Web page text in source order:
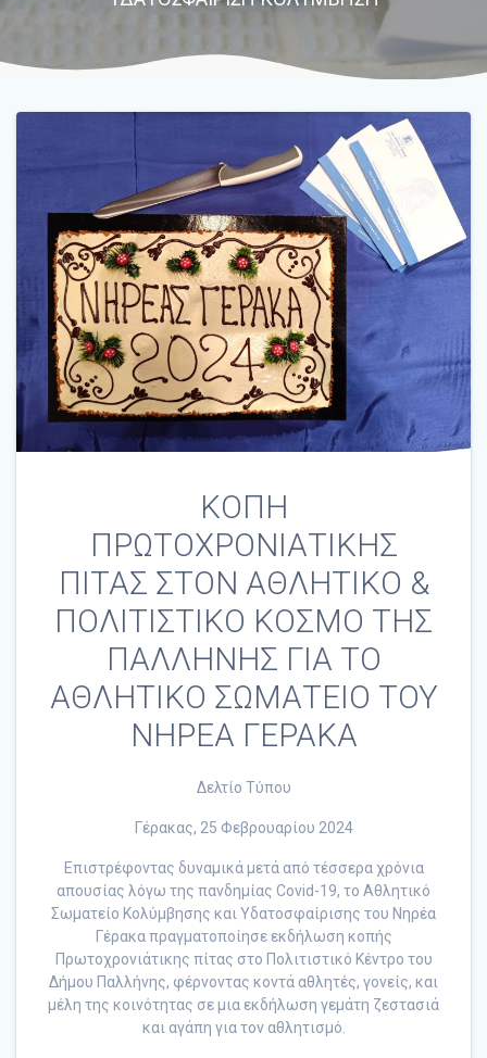
ΚΟΠΗ
ΠΡΩΤΟΧΡΟΝΙΑΤΙΚΗΣ
ΠΙΤΑΣ ΣΤΟΝ ΑΘΛΗΤΙΚΟ &
ΠΟΛΙΤΙΣΤΙΚΟ ΚΟΣΜΟ ΤΗΣ
ΠΑΛΛΗΝΗΣ ΓΙΑ ΤΟ
ΑΘΛΗΤΙΚΟ ΣΩΜΑΤΕΙΟ ΤΟΥ
ΝΗΡΕΑ ΓΕΡΑΚΑ
Δελτίο Τύπου
Γέρακας, 25 Φεβρουαρίου 2024
Επιστρέφοντας δυναμικά μετά από τέσσερα χρόνια
απουσίας λόγω της πανδημίας Covid-19, το Αθλητικό
Σωματείο Κολύμβησης και Υδατοσφαίρισης του Νηρέα
Γέρακα πραγματοποίησε εκδήλωση κοπής
Πρωτοχρονιάτικης πίτας στο Πολιτιστικό Κέντρο του
Δήμου Παλλήνης, φέρνοντας κοντά αθλητές, γονείς, και
μέλη της κοινότητας σε μια εκδήλωση γεμάτη ζεστασιά
και αγάπη για τον αθλητισμό.